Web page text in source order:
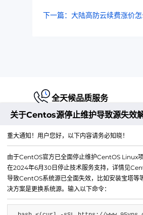
下一篇：大陆高防云续费涨价
全天候品质服务
江苏铭联云计算有限公司
Copyright © 2019-2026 All
所有
电子邮箱：mail@6w.cx
关于Centos源停止维护导致源失效
重大通知！用户您好，以下内容请务必知晓！
由于CentOS官方已全面停止维护CentOS Linux
在2024年6月30日停止技术服务支持，详情见
导致CentOS系统源已全面失效，比如安装宝塔等
决方案是更换系统源。输入以下命令：